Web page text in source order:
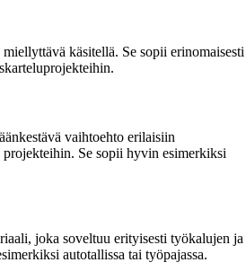
käsitellä. Se sopii erinomaisesti
vaihtoehto erilaisiin
Se sopii hyvin esimerkiksi
joka soveltuu erityisesti työkalujen ja
autotallissa tai työpajassa.